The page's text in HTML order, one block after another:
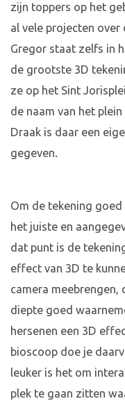
zijn toppers op het
al vele projecten
Gregor staat zelfs in
de grootste 3D
ze op het Sint
de naam van het
Draak is daar een
gegeven.
Om de tekening
het juiste en
dat punt is de
effect van 3D te
camera meebrengen,
diepte goed
hersenen een 3D
bioscoop doe je
leuker is het om
plek te gaan zitten